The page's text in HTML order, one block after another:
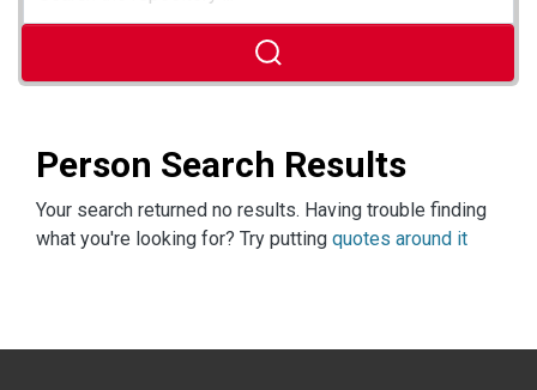
Person Search Results
Your search returned no results. Having trouble finding
what you're looking for? Try putting quotes around it